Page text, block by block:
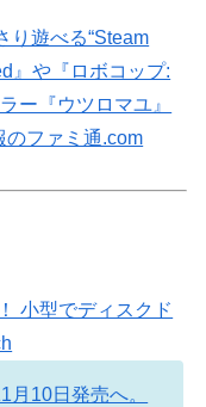
り遊べる“Steam
』や『ロボコップ:
ー『ウツロマユ』
のファミ通.com
小型でディスクド
10日発売へ。